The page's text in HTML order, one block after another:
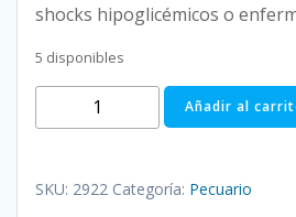
shocks hipoglicémicos o
5 disponibles
DEXTROMIN
B
ML
Añadir al
SKU: 2922 Categoría: Pecuario